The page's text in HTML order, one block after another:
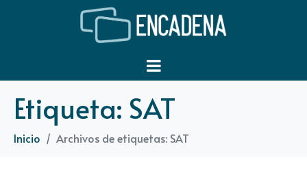
Etiqueta: SAT
Inicio Archivos de etiquetas: SAT